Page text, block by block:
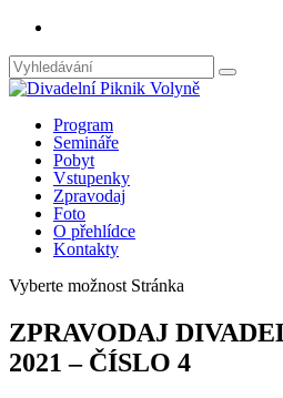
Program
Semináře
Pobyt
Vstupenky
Zpravodaj
Foto
O přehlídce
Kontakty
Vyberte možnost Stránka
ZPRAVODAJ
2021 – ČÍSLO 4